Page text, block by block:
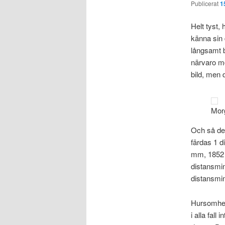
Publicerat
Helt tyst,
känna sin
långsamt
närvaro
bild, men
Och så
färdas 1
mm,
i alla fall